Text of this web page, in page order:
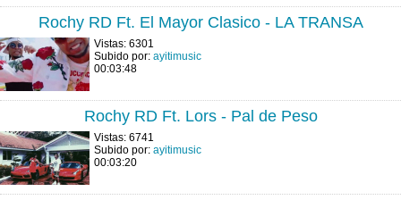
Rochy RD Ft. El Mayor Clasico - LA TRANSA
Vistas: 6301
Subido por: ayitimusic
00:03:48
Rochy RD Ft. Lors - Pal de Peso
Vistas: 6741
Subido por: ayitimusic
00:03:20